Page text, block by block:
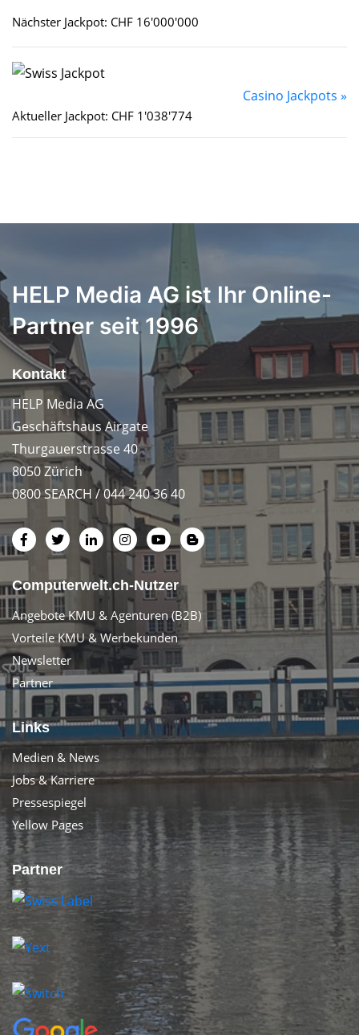
Nächster Jackpot: CHF 16'000'000
Casino Jackpots »
Aktueller Jackpot: CHF 1'038'774
HELP Media AG ist Ihr Online-
Partner seit 1996
Kontakt
HELP Media AG
Geschäftshaus Airgate
Thurgauerstrasse 40
8050 Zürich
0800 SEARCH / 044 240 36 40
Computerwelt.ch-Nutzer
Angebote KMU & Agenturen (B2B)
Vorteile KMU & Werbekunden
Newsletter
Partner
Links
Medien & News
Jobs & Karriere
Pressespiegel
Yellow Pages
Partner